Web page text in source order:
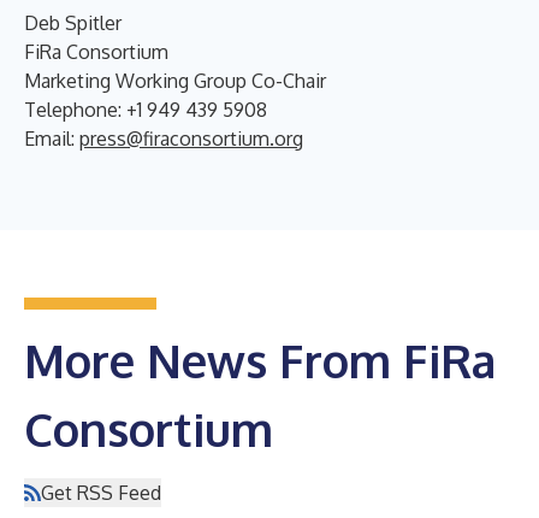
Deb Spitler
FiRa Consortium
Marketing Working Group Co-Chair
Telephone: +1 949 439 5908
Email: press@firaconsortium.org
More News From FiRa
Consortium
Get RSS Feed